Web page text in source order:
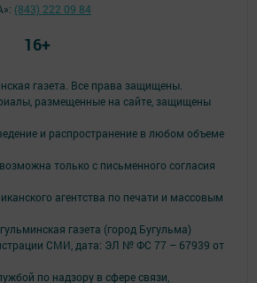
газета. Все права защищены.
размещенные на сайте, защищены
и распространение в любом объеме
только с письменного согласия
агентства по печати и массовым
газета (город Бугульма)
СМИ, дата: ЭЛ № ФС 77 – 67939 от
по надзору в сфере связи,
(843) 222 09 84
16+